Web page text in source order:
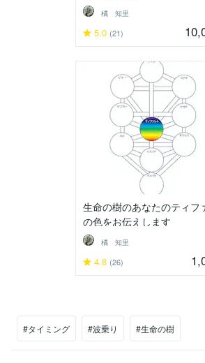
橘 知里
5.0 (21)
生命の樹のあなたのティフ
の色をお伝えします
橘 知里
4.8 (26)
#タイミング #波乗り #生命の樹